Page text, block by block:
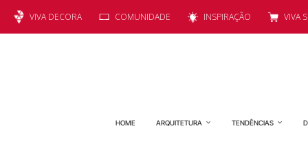
VIVA DECORA COMUNIDADE INSPIRAÇÃO VIVA
HOME ARQUITETURA TENDÊNCIAS